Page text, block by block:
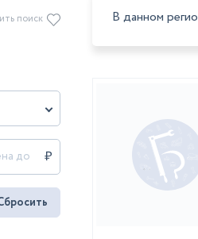
поиск В данном